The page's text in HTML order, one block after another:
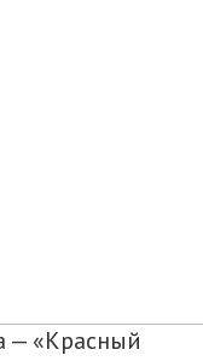
— «Красный